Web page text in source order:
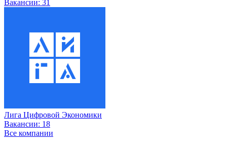
Вакансии: 31
Лига Цифровой Экономики
Вакансии: 18
Все компании